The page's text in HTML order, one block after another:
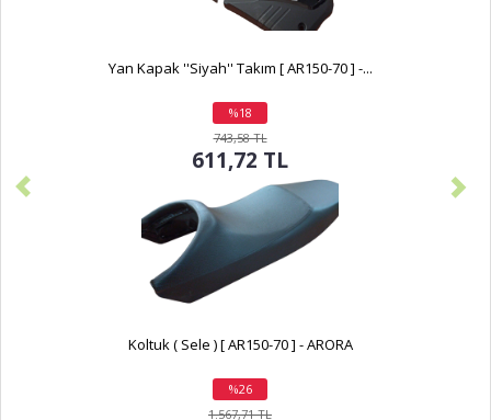
Yan Kapak ''Siyah'' Takım [ AR150-70 ] -...
%18
indirim
743,58 TL
611,72 TL
Koltuk ( Sele ) [ AR150-70 ] - ARORA
%26
indirim
1.567,71 TL